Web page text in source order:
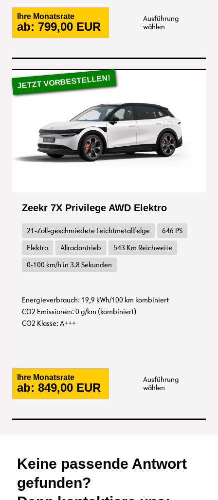
Ihre Monatsrate
ab: 799,00 EUR
Ausführung
wählen
Zeekr 7X Privilege AWD Elektro
21-Zoll-geschmiedete Leichtmetallfelge
646 PS
Elektro
Allradantrieb
543 Km Reichweite
0-100 km/h in 3.8 Sekunden
Energieverbrauch: 19,9 kWh/100 km kombiniert
CO2 Emissionen: 0 g/km (kombiniert)
CO2 Klasse: A+++
Ihre Monatsrate
ab: 849,00 EUR
Ausführung
wählen
Keine passende Antwort
gefunden?